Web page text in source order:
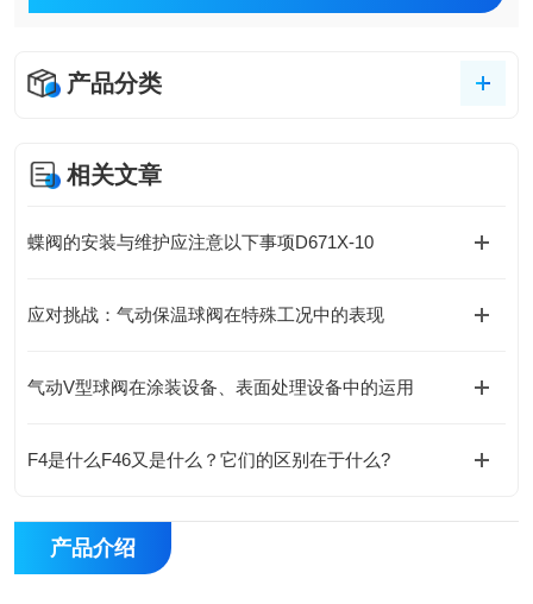
产品分类
相关文章
蝶阀的安装与维护应注意以下事项D671X-10
应对挑战：气动保温球阀在特殊工况中的表现
气动V型球阀在涂装设备、表面处理设备中的运用
F4是什么F46又是什么？它们的区别在于什么?
产品介绍